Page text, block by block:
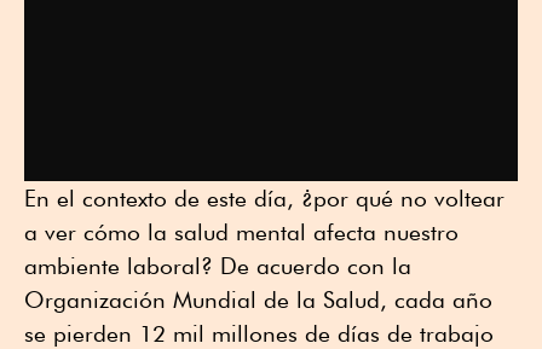
En el contexto de este día, ¿por qué no voltear
a ver cómo la salud mental afecta nuestro
ambiente laboral? De acuerdo con la
Organización Mundial de la Salud, cada año
se pierden 12 mil millones de días de trabajo